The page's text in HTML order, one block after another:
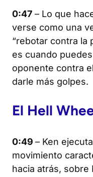
0:47 – Lo que
verse como una
“rebotar contra la
es cuando
oponente contra
darle más golpes.
El Hell
0:49 – Ken
movimiento
hacia atrás, sobre